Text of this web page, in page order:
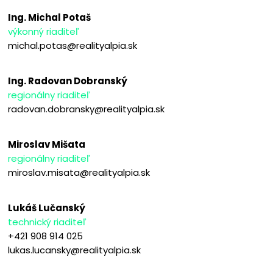
Ing. Michal Potaš
výkonný riaditeľ
michal.potas@realityalpia.sk
Ing. Radovan Dobranský
regionálny riaditeľ
radovan.dobransky@realityalpia.sk
Miroslav Mišata
regionálny riaditeľ
miroslav.misata@realityalpia.sk
Lukáš Lučanský
technický riaditeľ
+421 908 914 025
lukas.lucansky@realityalpia.sk